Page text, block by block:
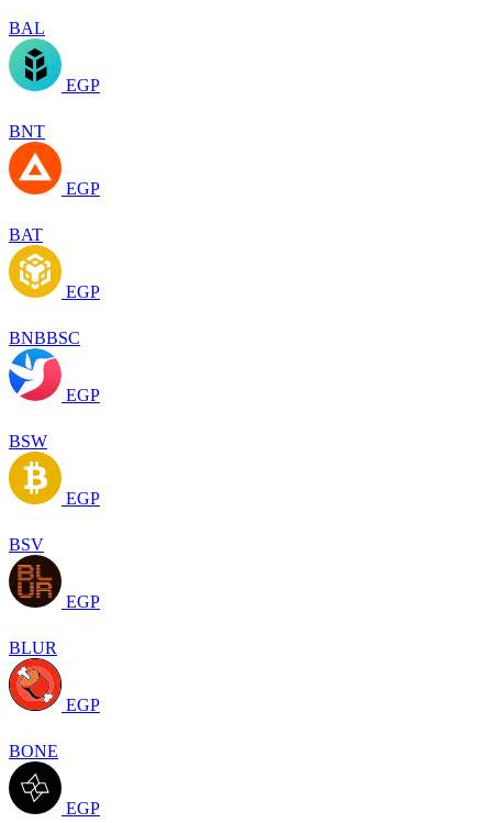
BAL
EGP
BNT
EGP
BAT
EGP
BNBBSC
EGP
BSW
EGP
BSV
EGP
BLUR
EGP
BONE
EGP